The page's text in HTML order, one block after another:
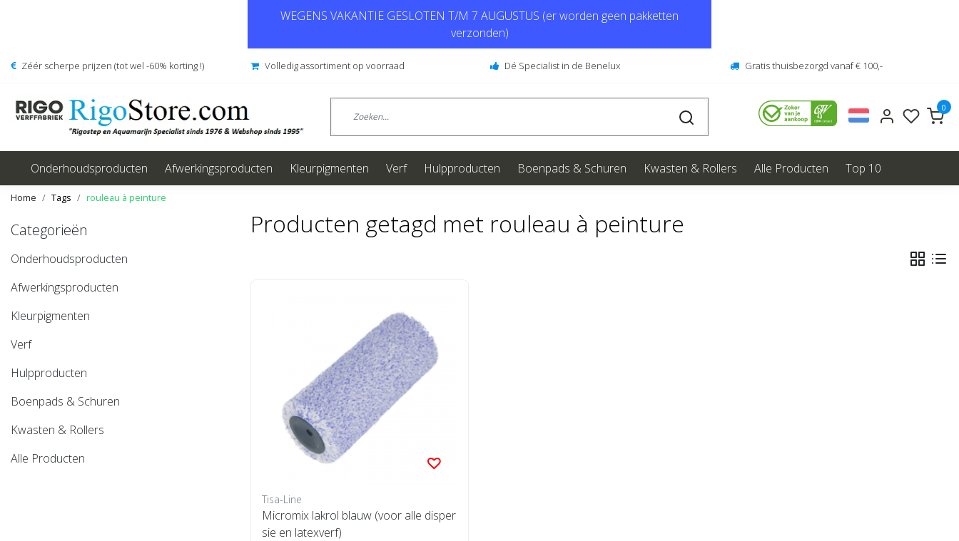
WEGENS VAKANTIE GESLOTEN T/M 7 AUGUSTUS (er worden geen pakketten
verzonden)
Zéér scherpe prijzen (tot wel -60% korting !) Volledig assortiment op voorraad Dé Specialist in de Benelux Gratis thuisbezorgd vanaf € 100,-
0
Onderhoudsproducten Afwerkingsproducten Kleurpigmenten Verf Hulpproducten Boenpads & Schuren Kwasten & Rollers Alle Producten Top 10
Home Tags rouleau à peinture
Categorieën
Onderhoudsproducten
Afwerkingsproducten
Kleurpigmenten
Verf
Hulpproducten
Boenpads & Schuren
Kwasten & Rollers
Alle Producten
Producten getagd met rouleau à peinture
Tisa-Line
Micromix lakrol blauw (voor alle disper
sie en latexverf)